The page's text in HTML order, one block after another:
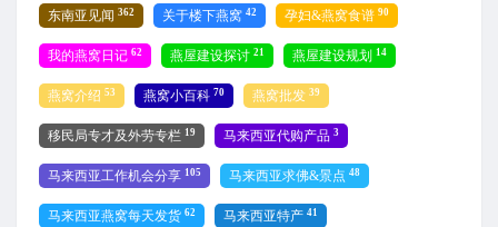
东南亚见闻 362 关于楼下燕窝 42 孕妇&燕窝食谱 90
我的燕窝日记 62 燕屋建设探讨 21 燕屋建设规划 14
燕窝介绍 53 燕窝小百科 70 燕窝批发 39
移民局专才及外劳专栏 19 马来西亚代购产品 3
马来西亚工作机会分享 105 马来西亚求佛&景点 48
马来西亚燕窝每天发货 62 马来西亚特产 41